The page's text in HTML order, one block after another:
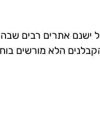
ישנם אתרים רבים
הלא מורשים